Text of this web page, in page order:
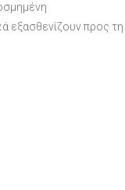
εξασθενίζουν προς